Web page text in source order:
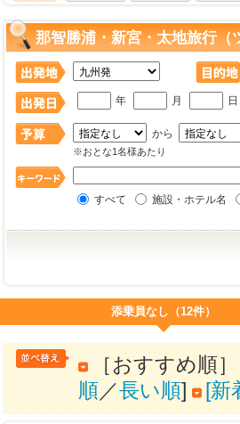
那智勝浦・新宮・太地旅行（
年 月 日
から
※おとな1名様あたり
すべて 施設・ホテル名
添乗員なし（12件）
［おすすめ順］
順／長い順] [新